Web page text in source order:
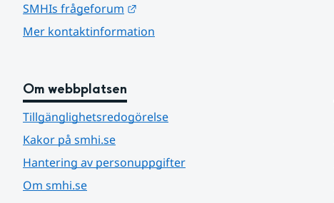
SMHIs frågeforum
Mer kontaktinformation
Om webbplatsen
Tillgänglighetsredogörelse
Kakor på smhi.se
Hantering av personuppgifter
Om smhi.se